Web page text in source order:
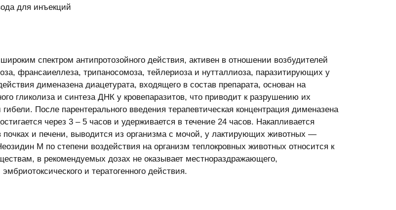
для инъекций
спектром антипротозойного действия, активен в отношении возбудителей
франсаиеллеза, трипаносомоза, тейлериоза и нутталлиоза, паразитирующих у
дименазена диацетурата, входящего в состав препарата, основан на
гликолиза и синтеза ДНК у кровепаразитов, что приводит к разрушению их
гибели. После парентерального введения терапевтическая концентрация дименазена
через 3 – 5 часов и удерживается в течение 24 часов. Накапливается
почках и печени, выводится из организма с мочой, у лактирующих животных —
М по степени воздействия на организм теплокровных животных относится к
в рекомендуемых дозах не оказывает местнораздражающего,
и тератогенного действия.